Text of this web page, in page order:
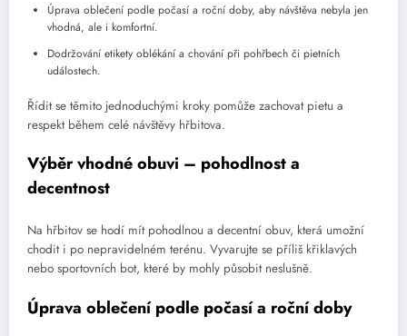
Úprava oblečení podle počasí a roční doby, aby návštěva nebyla jen
vhodná, ale i komfortní.
Dodržování etikety oblékání a chování při pohřbech či pietních
událostech.
Řídit se těmito jednoduchými kroky pomůže zachovat pietu a
respekt během celé návštěvy hřbitova.
Výběr vhodné obuvi – pohodlnost a
decentnost
Na hřbitov se hodí mít pohodlnou a decentní obuv, která umožní
chodit i po nepravidelném terénu. Vyvarujte se příliš křiklavých
nebo sportovních bot, které by mohly působit neslušně.
Úprava oblečení podle počasí a roční doby